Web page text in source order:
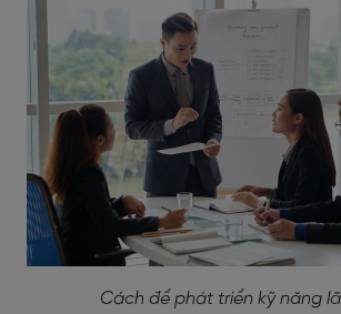
Cách để phát triển kỹ năng